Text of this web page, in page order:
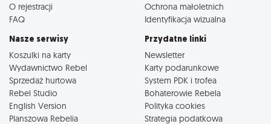
O rejestracji
FAQ
Ochrona małoletnich
Identyfikacja wizualna
Nasze serwisy
Koszulki na karty
Wydawnictwo Rebel
Sprzedaż hurtowa
Rebel Studio
English Version
Planszowa Rebelia
Przydatne linki
Newsletter
Karty podarunkowe
System PDK i trofea
Bohaterowie Rebela
Polityka cookies
Strategia podatkowa